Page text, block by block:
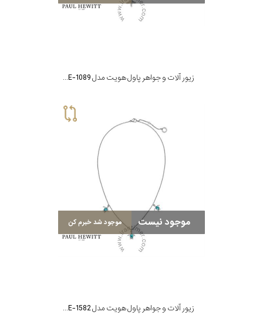
زیور آلات و جواهر پاول هویت مدل PH-JE-1089
موجود نیست موجود شد خبرم کن
زیور آلات و جواهر پاول هویت مدل PH-JE-1582